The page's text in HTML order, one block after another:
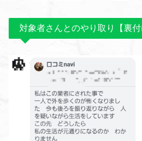
対象者さんとのやり取り【裏付